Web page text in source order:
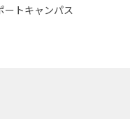
ートキャンパス